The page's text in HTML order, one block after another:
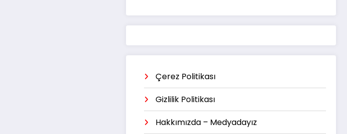
Çerez Politikası
Gizlilik Politikası
Hakkımızda – Medyadayız